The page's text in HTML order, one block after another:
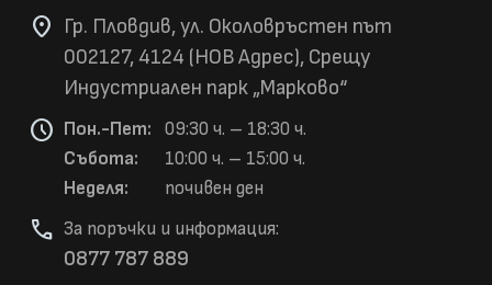
location_on
Гр. Пловдив, ул. Околовръстен път
002127, 4124 (НОВ Адрес), Срещу
Индустриален парк „Марково“
schedule Пон.-Пет:
09:30 ч. – 18:30 ч.
Събота:
10:00 ч. – 15:00 ч.
Неделя:
почивен ден
За поръчки и информация:
phone
0877 787 889